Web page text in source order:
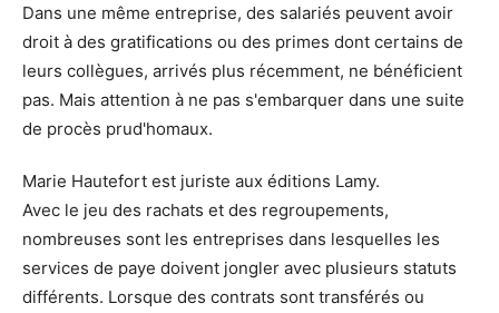
Dans une même entreprise, des salariés peuvent avoir
droit à des gratifications ou des primes dont certains de
leurs collègues, arrivés plus récemment, ne bénéficient
pas. Mais attention à ne pas s'embarquer dans une suite
de procès prud'homaux.
Marie Hautefort est juriste aux éditions Lamy.
Avec le jeu des rachats et des regroupements,
nombreuses sont les entreprises dans lesquelles les
services de paye doivent jongler avec plusieurs statuts
différents. Lorsque des contrats sont transférés ou